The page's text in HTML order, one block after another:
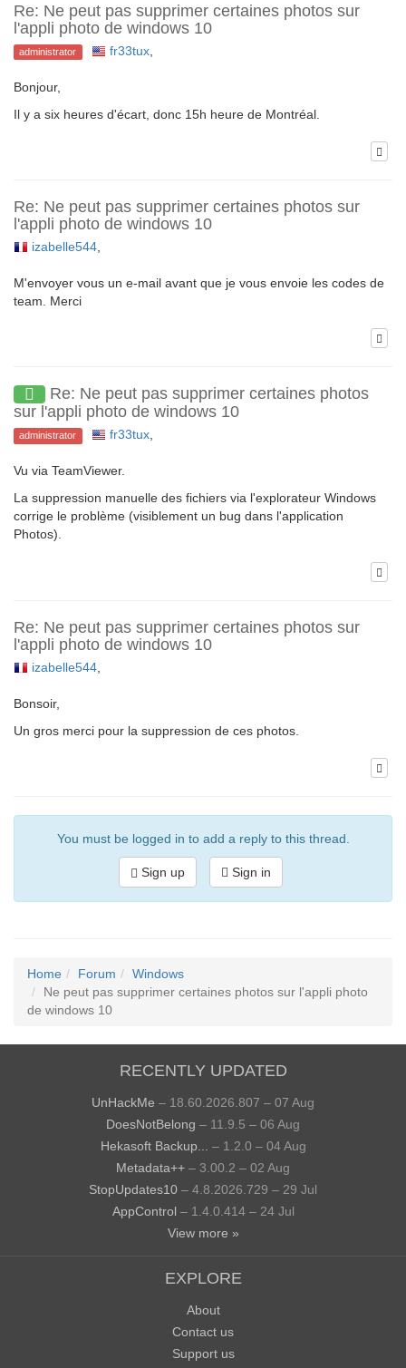
Re: Ne peut pas supprimer certaines photos sur
l'appli photo de windows 10
administrator fr33tux,
Bonjour,
Il y a six heures d'écart, donc 15h heure de Montréal.
Re: Ne peut pas supprimer certaines photos sur
l'appli photo de windows 10
izabelle544
M'envoyer vous un e-mail avant que je vous envoie les codes de
team. Merci
Re: Ne peut pas supprimer certaines photos
sur l'appli photo de windows 10
administrator fr33tux,
Vu via TeamViewer.
La suppression manuelle des fichiers via l'explorateur Windows
corrige le problème (visiblement un bug dans l'application
Photos).
Re: Ne peut pas supprimer certaines photos sur
l'appli photo de windows 10
izabelle544
Bonsoir,
Un gros merci pour la suppression de ces photos.
You must be logged in to add a reply to this thread.
Sign up Sign in
Home Forum
Windows
Ne peut pas supprimer certaines photos sur l'appli photo
de windows 10
RECENTLY UPDATED
UnHackMe – 18.60.2026.807 – 07 Aug
DoesNotBelong – 11.9.5 – 06 Aug
Hekasoft Backup...
– 1.2.0 – 04 Aug
Metadata++ – 3.00.2 – 02 Aug
StopUpdates10 – 4.8.2026.729 – 29 Jul
AppControl – 1.4.0.414 – 24 Jul
View more »
EXPLORE
About
Contact us
Support us